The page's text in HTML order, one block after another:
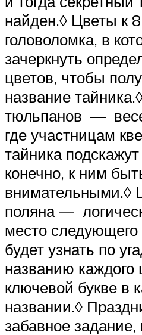
найден.◊ Цветы к
головоломка, в
зачеркнуть
цветов, чтобы
название
тюльпанов —
где участницам
тайника
конечно, к ним
внимательными.◊
поляна —
место
будет узнать по
названию каждого
ключевой букве в
названии.◊
забавное